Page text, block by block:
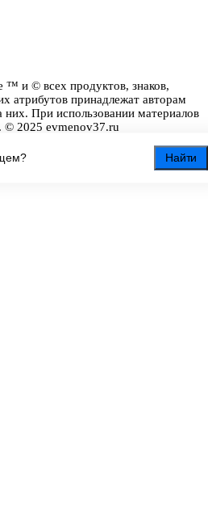
Найти
и © всех продуктов, знаков,
атрибутов принадлежат авторам
них. При использовании материалов
© 2025 evmenov37.ru